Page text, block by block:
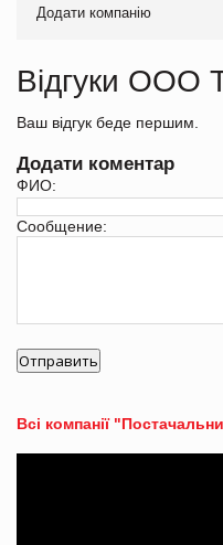
Додати компанію
Відгуки ООО
Ваш відгук беде першим.
Додати коментар
ФИО:
Сообщение:
Всі компанії